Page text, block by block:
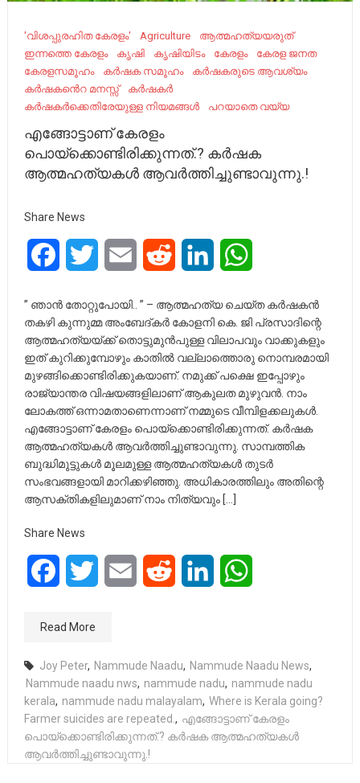
'വിശപ്പുരഹിത കേരളം' Agriculture
ആത്മഹത്യയരുത്
ഇന്നത്തെ കേരളം
കൃഷി കൃഷിയിടം കേരളം
കേരള ജനത
കേരളസമൂഹം
കർഷക സമൂഹം
കർഷകരുടെ ആവശ്യം
കർഷകൻെറ മനസ്സ്
കർഷകർ
കർഷകർക്കെതിരേയുള്ള നിയമങ്ങള്‍
പറയാതെ വയ്യ
എങ്ങോട്ടാണ് കേരളം
പൊയ്ക്കൊണ്ടിരിക്കുന്നത്.? കർഷക
ആത്മഹത്യകൾ ആവർത്തിച്ചുണ്ടാവുന്നു.!
Share News
FacebookTwitter Email Reddit LinkedIn
” ഞാൻ തോറ്റുപോയി.. ” – ആത്മഹത്യ ചെയ്ത കർഷകൻ
തകഴി കുന്നുമ്മ അംബേദ്കർ കോളനി കെ. ജി പ്രസാദിന്റെ
ആത്മഹത്യയ്ക്ക് തൊട്ടുമുൻപുള്ള വിലാപവും വാക്കുകളും
ഇത് കുറിക്കുമ്പോഴും കാതിൽ വല്ലാത്തൊരു നൊമ്പരമായി
മുഴങ്ങിക്കൊണ്ടിരിക്കുകയാണ്. നമുക്ക് പക്ഷെ ഇപ്പോഴും
രാജ്യാന്തര വിഷയങ്ങളിലാണ് ആകുലത മുഴുവൻ. നാം
ലോകത്ത് ഒന്നാമതാണെന്നാണ് നമ്മുടെ വീമ്പിളക്കലുകൾ.
എങ്ങോട്ടാണ് കേരളം പൊയ്ക്കൊണ്ടിരിക്കുന്നത്. കർഷക
ആത്മഹത്യകൾ ആവർത്തിച്ചുണ്ടാവുന്നു. സാമ്പത്തിക
ബുദ്ധിമുട്ടുകൾ മൂലമുള്ള ആത്മഹത്യകൾ തുടർ
സംഭവങ്ങളായി മാറിക്കഴിഞ്ഞു. അധികാരത്തിലും അതിന്റെ
ആസക്തികളിലുമാണ് നാം നിത്യവും […]
Share News
FacebookTwitter Email Reddit LinkedIn
Read More
Joy Peter, Nammude Naadu, Nammude Naadu News,
Nammude naadu nws, nammude nadu, nammude nadu
kerala, nammude nadu malayalam, Where is Kerala going?
Farmer suicides are repeated., എങ്ങോട്ടാണ് കേരളം
പൊയ്ക്കൊണ്ടിരിക്കുന്നത്.? കർഷക ആത്മഹത്യകൾ
ആവർത്തിച്ചുണ്ടാവുന്നു.!